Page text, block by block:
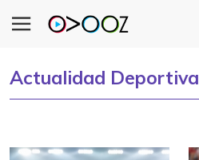
Actualidad Deportiva